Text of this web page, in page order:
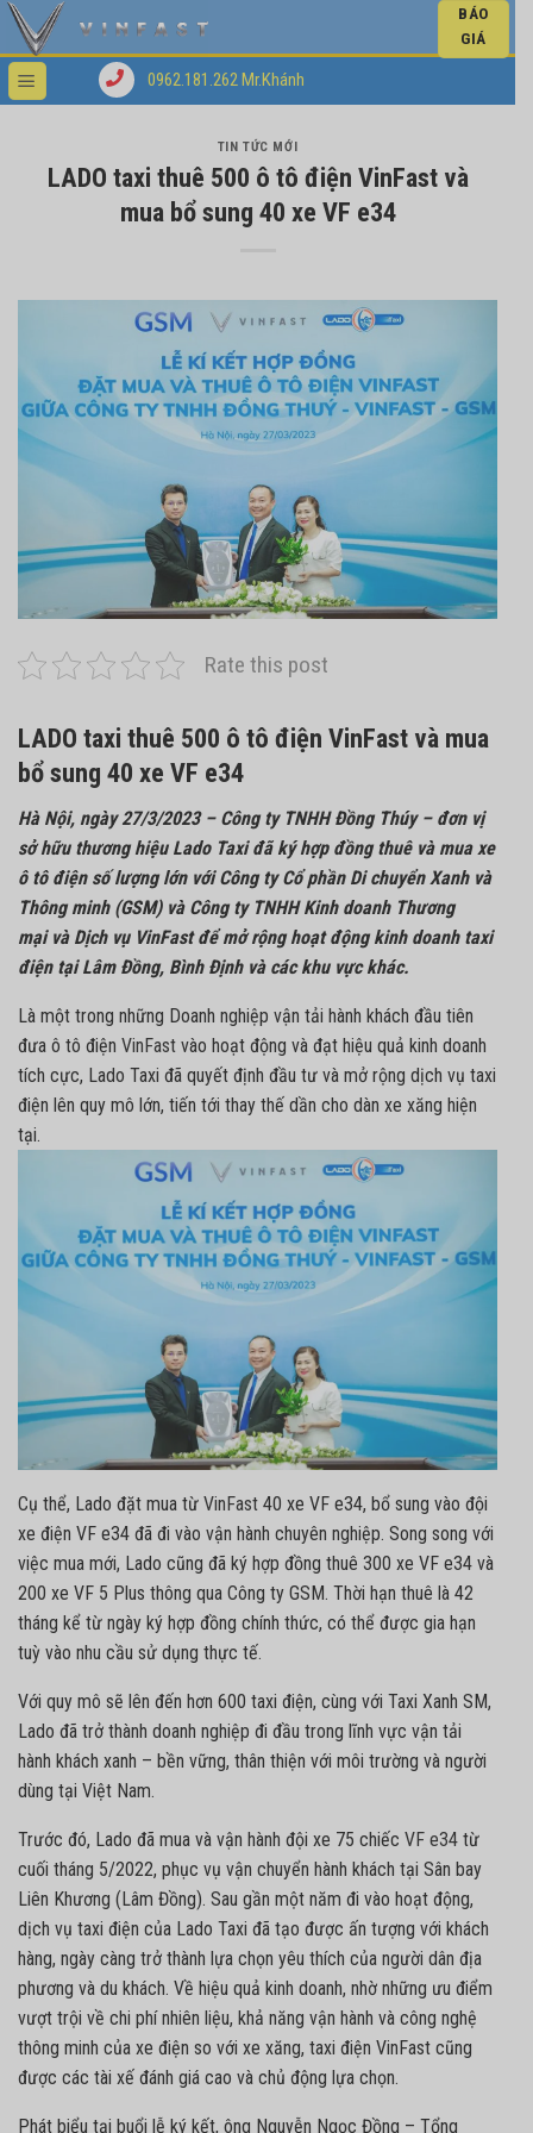
BÁO
GIÁ
0962.181.262 Mr.Khánh
TIN TỨC MỚI
LADO taxi thuê 500 ô tô điện VinFast và
mua bổ sung 40 xe VF e34
Rate this post
LADO taxi thuê 500 ô tô điện VinFast và mua
bổ sung 40 xe VF e34
Hà Nội, ngày 27/3/2023 – Công ty TNHH Đồng Thúy – đơn vị
sở hữu thương hiệu Lado Taxi đã ký hợp đồng thuê và mua xe
ô tô điện số lượng lớn vớiCông ty Cổ phần Di chuyển Xanh và
Thông minh (GSM)và Công ty TNHHKinh doanh Thương
mại và Dịch vụ VinFastđể mở rộng hoạt động kinh doanh taxi
điện tại Lâm Đồng, Bình Định và các khu vực khác.
Là một trong những Doanh nghiệp vận tải hành khách đầu tiên
đưa ô tô điện VinFast vào hoạt động và đạt hiệu quả kinh doanh
tích cực, Lado Taxi đã quyết định đầu tư và mở rộng dịch vụ taxi
điện lên quy mô lớn, tiến tới thay thế dần cho dàn xe xăng hiện
tại.
Cụ thể, Lado đặt mua từ VinFast 40 xe VF e34, bổ sung vào đội
xe điện VF e34 đã đi vào vận hành chuyên nghiệp. Song song với
việc mua mới, Lado cũng đã ký hợp đồng thuê 300 xe VF e34 và
200 xe VF 5 Plus thông qua Công ty GSM. Thời hạn thuê là 42
tháng kể từ ngày ký hợp đồng chính thức, có thể được gia hạn
tuỳ vào nhu cầu sử dụng thực tế.
Với quy mô sẽ lên đến hơn 600 taxi điện, cùng với Taxi Xanh SM,
Lado đã trở thành doanh nghiệp đi đầu trong lĩnh vực vận tải
hành khách xanh – bền vững, thân thiện với môi trường và người
dùng tại Việt Nam.
Trước đó, Lado đã mua và vận hành đội xe 75 chiếc VF e34 từ
cuối tháng 5/2022, phục vụ vận chuyển hành khách tại Sân bay
Liên Khương (Lâm Đồng). Sau gần một năm đi vào hoạt động,
dịch vụ taxi điện của Lado Taxi đã tạo được ấn tượng với khách
hàng, ngày càng trở thành lựa chọn yêu thích của người dân địa
phương và du khách. Về hiệu quả kinh doanh, nhờ những ưu điểm
vượt trội về chi phí nhiên liệu, khả năng vận hành và công nghệ
thông minh của xe điện so với xe xăng, taxi điện VinFast cũng
được các tài xế đánh giá cao và chủ động lựa chọn.
Phát biểu tại buổi lễ ký kết, ông Nguyễn Ngọc Đồng – Tổng